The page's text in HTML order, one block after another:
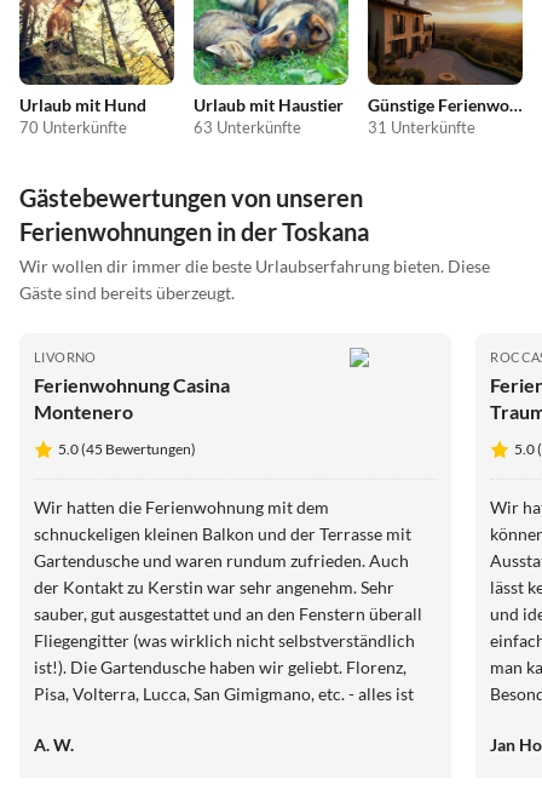
Urlaub mit Hund
70 Unterkünfte
Urlaub mit Haustier
63 Unterkünfte
Günstige Ferienwohnungen
31 Unterkünfte
Gästebewertungen von unseren
Ferienwohnungen in der Toskana
Wir wollen dir immer die beste Urlaubserfahrung bieten. Diese
Gäste sind bereits überzeugt.
LIVORNO
Ferienwohnung Casina
Montenero
5.0 (45 Bewertungen)
Wir hatten die Ferienwohnung mit dem
schnuckeligen kleinen Balkon und der Terrasse mit
Gartendusche und waren rundum zufrieden. Auch
der Kontakt zu Kerstin war sehr angenehm. Sehr
sauber, gut ausgestattet und an den Fenstern überall
Fliegengitter (was wirklich nicht selbstverständlich
ist!). Die Gartendusche haben wir geliebt. Florenz,
Pisa, Volterra, Lucca, San Gimigmano, etc. - alles ist
Zwischenstop am Hafen Marina del Casa de Medici
A. W.
5.0
Wir
lässt
und
man
Jan